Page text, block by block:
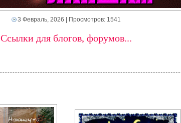
3 Февраль, 2026 | Просмотров: 1541
Ссылки для блогов, форумов...